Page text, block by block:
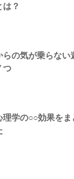
は？
らの気が乗らない
つ
理学の○○効果をま